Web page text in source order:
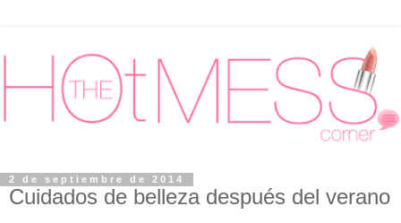
2 de septiembre de 2014
Cuidados de belleza después del verano